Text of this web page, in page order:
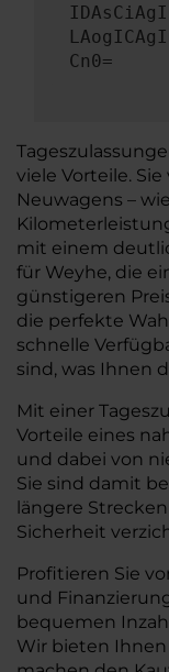
Cn0=
viele Vorteile.
Neuwagens –
mit einem
für Weyhe, die
günstigeren
die perfekte
schnelle
sind, was Ihnen
Mit einer
Vorteile eines
und dabei von
Sie sind damit
längere
Sicherheit
Profitieren Sie
und
bequemen
Wir bieten